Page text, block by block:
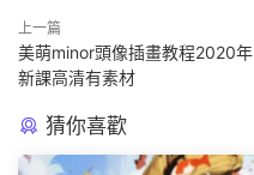
上一篇
美萌minor頭像插畫教程2020年
新課高清有素材
猜你喜歡